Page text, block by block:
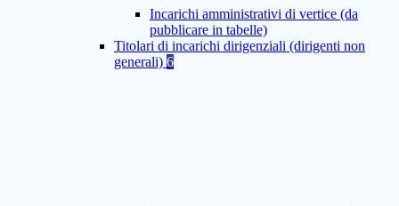
Incarichi amministrativi di vertice (da
pubblicare in tabelle)
Titolari di incarichi dirigenziali (dirigenti non
generali) 6